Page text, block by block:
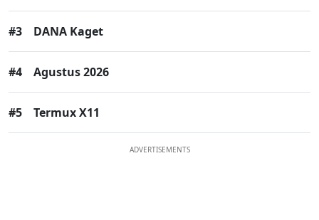
#3 DANA Kaget
#4 Agustus 2026
#5 Termux X11
ADVERTISEMENTS